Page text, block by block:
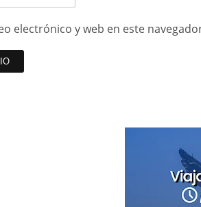
electrónico y web en este